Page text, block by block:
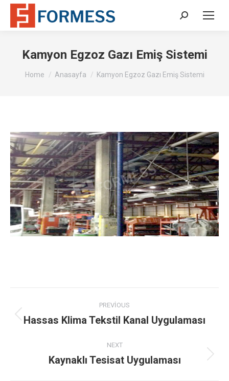
Search:
Kamyon Egzoz Gazı Emiş Sistemi
You are here:
Home Anasayfa Kamyon Egzoz Gazı Emiş Sistemi
navigation
PREVIOUS
Previous
Hassas Klima Tekstil Kanal Uygulaması
NEXT
Next
Kaynaklı Tesisat Uygulaması